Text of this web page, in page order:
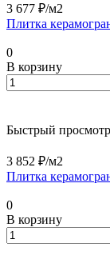
3 677 ₽/м2
Плитка
0
В корзину
Быстрый просмотр
3 852 ₽/м2
Плитка
0
В корзину